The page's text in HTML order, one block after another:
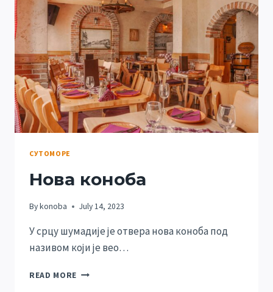
СУТОМОРЕ
Нова коноба
Bykonoba July 14, 2023
У срцу шумадије је отвера нова коноба под
називом који је вео…
READ MORE